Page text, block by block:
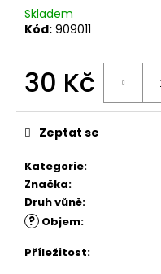
Skladem
Kód: 909011
30 Kč
cena:
Kategorie:
Značka:
Druh vůně:
? Objem:
Příležitost:
Zeptat se
D
o
p
o
r
u
u
e
m